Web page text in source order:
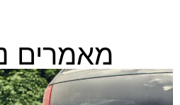
מאמרים